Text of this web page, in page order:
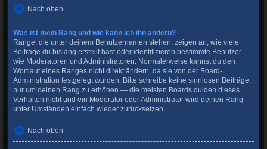
Nach oben
Was ist mein Rang und wie kann ich ihn ändern?
Ränge, die unter deinem Benutzernamen stehen, zeigen an, wie viele
Beiträge du bislang erstellt hast oder identifizieren bestimmte Benutzer
wie Moderatoren und Administratoren. Normalerweise kannst du den
Wortlaut eines Ranges nicht direkt ändern, da sie von der Board-
Administration festgelegt wurden. Bitte schreibe keine sinnlosen Beiträge,
nur um deinen Rang zu erhöhen — die meisten Boards dulden dieses
Verhalten nicht und ein Moderator oder Administrator wird deinen Rang
unter Umständen einfach wieder zurücksetzen.
Nach oben